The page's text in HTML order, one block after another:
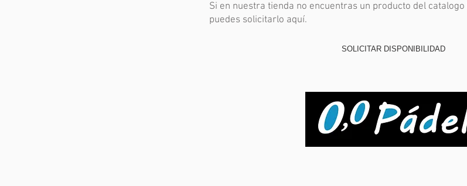
Si en nuestra tienda no encuentras un producto del catalogo
puedes solicitarlo aquí.
SOLICITAR DISPONIBILIDAD